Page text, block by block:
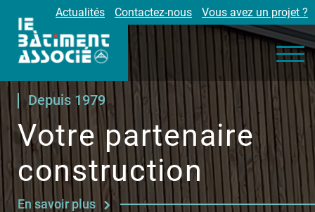
Actualités Contactez-nous Vous avez un projet ?
Nos engagements
Nos métiers
Environnement
Réalisations
Partenaires
Carrières
Depuis 1979
Votre partenaire
construction
En savoir plus